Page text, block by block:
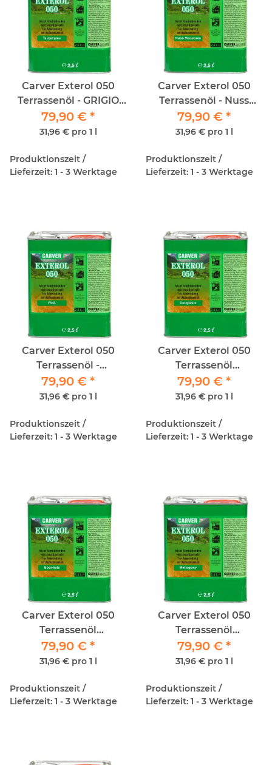
Carver Exterol 050
Terrassenöl - GRIGIO
TORTORA - 2,5lt
(Taubengrau)
79,90 € *
31,96 € pro 1 l
Produktionszeit /
Lieferzeit: 1 - 3 Werktage
Carver Exterol 050
Terrassenöl - Nuss
Mansonia - 2,5lt
79,90 € *
31,96 € pro 1 l
Produktionszeit /
Lieferzeit: 1 - 3 Werktage
Carver Exterol 050
Terrassenöl -
Weiß/Bianco - 2,5lt
79,90 € *
31,96 € pro 1 l
Produktionszeit /
Lieferzeit: 1 - 3 Werktage
Carver Exterol 050
Terrassenöl
Douglasie/Douglas
2,5lt
79,90 € *
31,96 € pro 1 l
Produktionszeit /
Lieferzeit: 1 - 3 Werktage
Carver Exterol 050
Terrassenöl
Ebenholz/Ebano 2,5lt
79,90 € *
31,96 € pro 1 l
Produktionszeit /
Lieferzeit: 1 - 3 Werktage
Carver Exterol 050
Terrassenöl
Mahagony/Mogano
2,5lt
79,90 € *
31,96 € pro 1 l
Produktionszeit /
Lieferzeit: 1 - 3 Werktage